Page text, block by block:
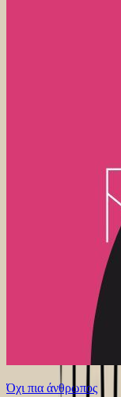
Όχι πια άνθρωπος